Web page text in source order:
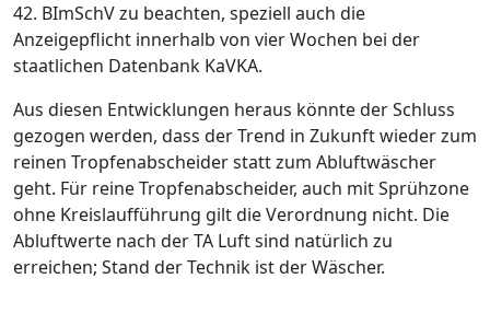
42. BImSchV zu beachten, speziell auch die
Anzeigepflicht innerhalb von vier Wochen bei der
staatlichen Datenbank KaVKA.
Aus diesen Entwicklungen heraus könnte der Schluss
gezogen werden, dass der Trend in Zukunft wieder zum
reinen Tropfenabscheider statt zum Abluftwäscher
geht. Für reine Tropfenabscheider, auch mit Sprühzone
ohne Kreislaufführung gilt die Verordnung nicht. Die
Abluftwerte nach der TA Luft sind natürlich zu
erreichen; Stand der Technik ist der Wäscher.